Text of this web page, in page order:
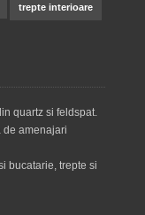
trepte interioare
quartz si feldspat.
de amenajari
bucatarie, trepte si